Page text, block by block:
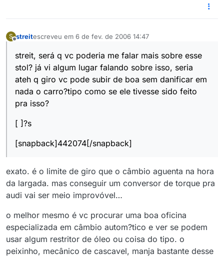
S streitescreveu em 6 de fev. de 2006 14:47
última edição por
streit, será q vc poderia me falar mais sobre esse
stol? já vi algum lugar falando sobre isso, seria
ateh q giro vc pode subir de boa sem danificar em
nada o carro?tipo como se ele tivesse sido feito
pra isso?
[ ]?s
[snapback]442074[/snapback]
exato. é o limite de giro que o câmbio aguenta na hora
da largada. mas conseguir um conversor de torque pra
audi vai ser meio improvóvel…
o melhor mesmo é vc procurar uma boa oficina
especializada em câmbio autom?tico e ver se podem
usar algum restritor de óleo ou coisa do tipo. o
peixinho, mecânico de cascavel, manja bastante desse